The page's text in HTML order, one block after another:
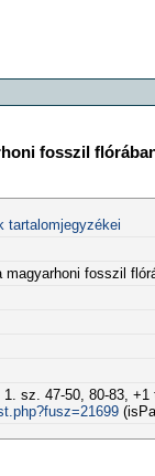
fosszil
tartalomjegyzékei
fosszil
sz. 47-50, 80-83, +1